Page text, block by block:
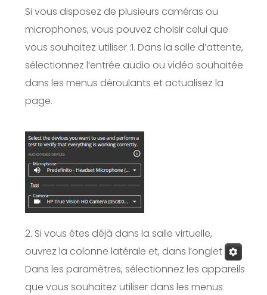
Si vous disposez de plusieurs caméras ou
microphones, vous pouvez choisir celui que
vous souhaitez utiliser :1. Dans la salle d’attente,
sélectionnez l’entrée audio ou vidéo souhaitée
dans les menus déroulants et actualisez la
page.
2. Si vous êtes déjà dans la salle virtuelle,
ouvrez la colonne latérale et, dans l’onglet
Dans les paramètres, sélectionnez les appareils
que vous souhaitez utiliser dans les menus